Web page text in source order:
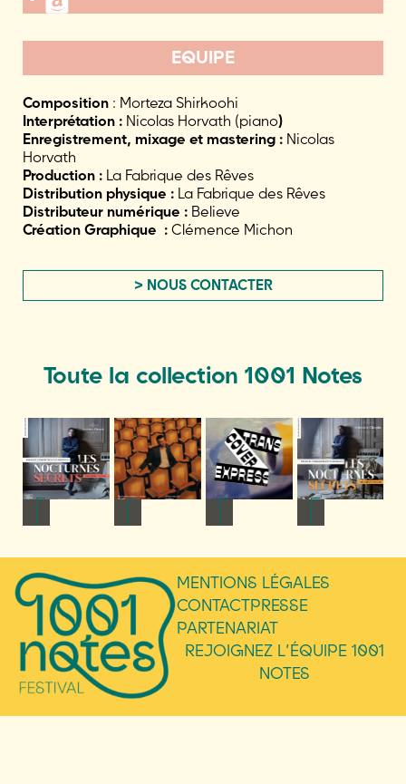
EQUIPE
Composition : Morteza Shirkoohi
Interprétation : Nicolas Horvath (piano)
Enregistrement, mixage et mastering : Nicolas
Horvath
Production : La Fabrique des Rêves
Distribution physique : La Fabrique des Rêves
Distributeur numérique : Believe
Création Graphique : Clémence Michon
> NOUS CONTACTER
Toute la collection 1001 Notes
MENTIONS LÉGALES
CONTACTPRESSE
PARTENARIAT
REJOIGNEZ L’ÉQUIPE 1001
NOTES